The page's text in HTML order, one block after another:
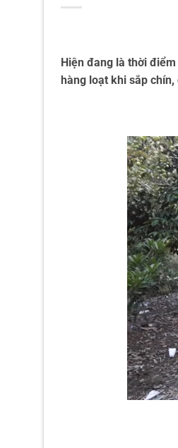
Hiện đang là thời
hàng loạt khi sắp